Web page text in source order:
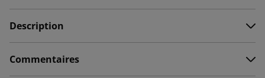
Description
Commentaires